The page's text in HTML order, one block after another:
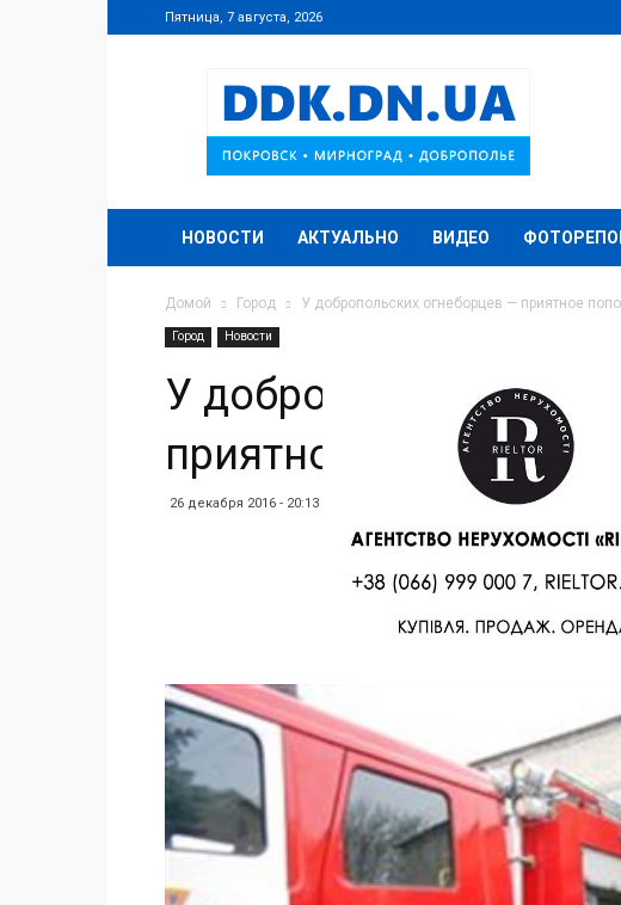
Пятница, 7 августа, 2026
DDK.DN.UA
НОВОСТИ АКТУАЛЬНО ВИДЕО
Домой Город У добропольских огнеборцев — приятное
Город Новости
У добропольских
приятное пополнение
26 декабря 2016 - 20:13